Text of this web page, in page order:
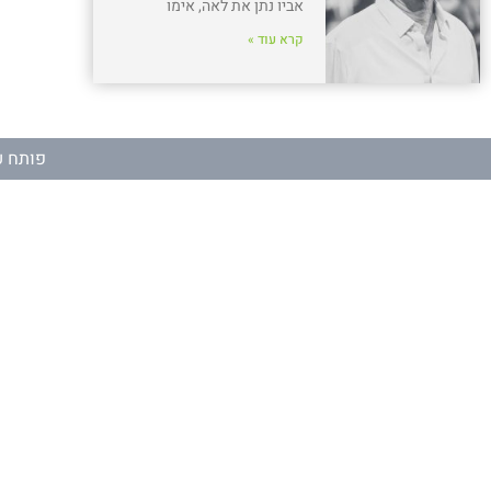
אביו נתן את לאה, אימו
קרא עוד »
פותח